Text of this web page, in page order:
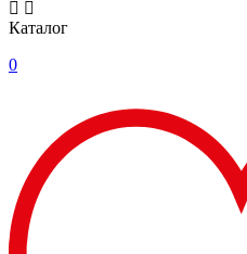
Каталог
0